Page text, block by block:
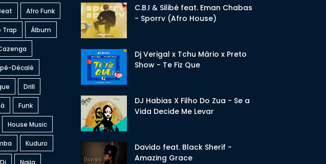
Afro Funk
Trap Álbum
Décalé
Drill
Funk
House Music
Kuduro
Naija
C.B.I & Silibé feat. Eman Chabas
- Sporrv (Afro House)
Dj Verigal x Tchu Mário x Preto
Show - Te Fiz Que
DJ Habias X Filho Do Zua - Se a
Vida Decide Me Levar
Davido feat. Black Sherif -
Amazing Grace